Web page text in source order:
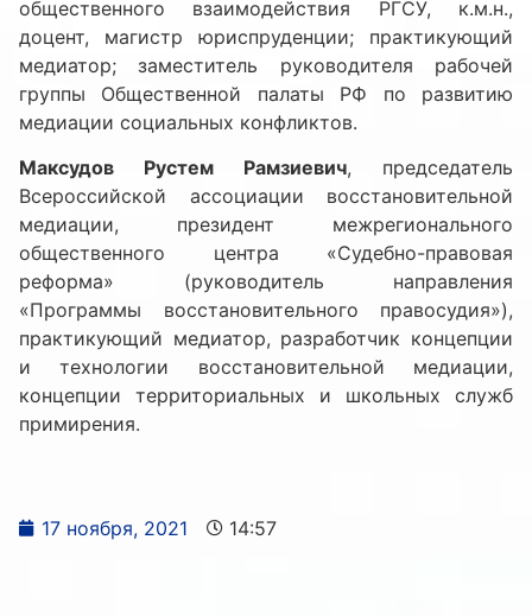
общественного взаимодействия РГСУ, к.м.н.,
доцент, магистр юриспруденции; практикующий
медиатор; заместитель руководителя рабочей
группы Общественной палаты РФ по развитию
медиации социальных конфликтов.
Максудов Рустем Рамзиевич, председатель
Всероссийской ассоциации восстановительной
медиации, президент межрегионального
общественного центра «Судебно-правовая
реформа» (руководитель направления
«Программы восстановительного правосудия»),
практикующий медиатор, разработчик концепции
и технологии восстановительной медиации,
концепции территориальных и школьных служб
примирения.
17 ноября, 2021 14:57